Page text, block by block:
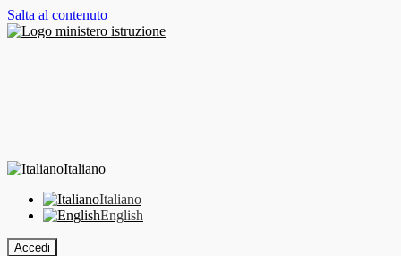
Salta al contenuto
Italiano
Italiano
English
Accedi